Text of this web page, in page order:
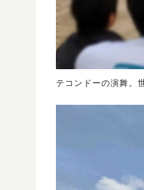
テコンドーの演舞。